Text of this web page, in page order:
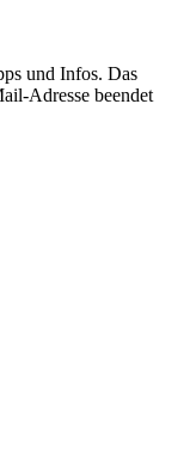
und Infos. Das
Adresse beendet